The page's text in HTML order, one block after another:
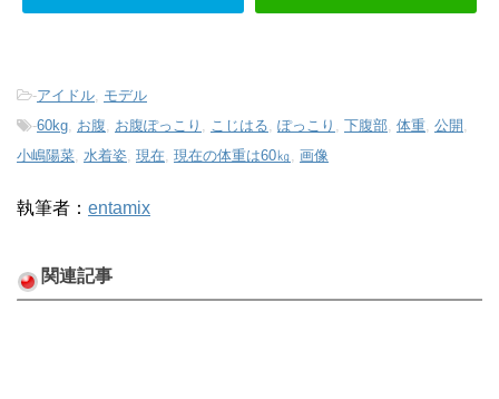
-アイドル モデル
-60kg お腹 お腹ぽっこり こじはる ぽっこり 下腹部 体重 公開
小嶋陽菜 水着姿 現在 現在の体重は60㎏ 画像
執筆者： entamix
関連記事